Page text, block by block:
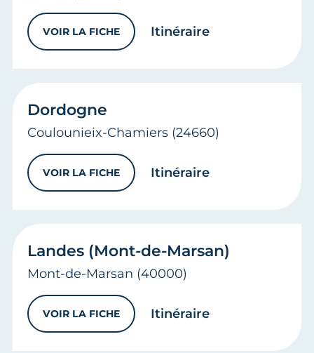
VOIR LA FICHE
CREUSE Itinérairevers
Dordogne
Coulounieix-Chamiers (24660)
VOIR LA FICHE
DORDOGNE Itinérairevers
Landes (Mont-de-Marsan)
Mont-de-Marsan (40000)
VOIR LA FICHELANDES (MONT-DE-MARSAN)
Itinérairevers